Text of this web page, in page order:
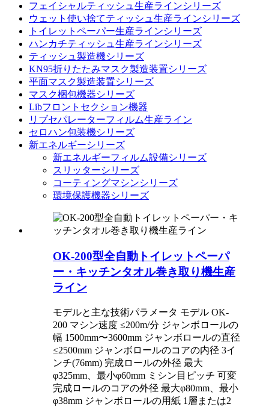
フェイシャルティッシュ生産ラインシリーズ
ウェット使い捨てティッシュ生産ラインシリーズ
トイレットペーパー生産ラインシリーズ
ハンカチティッシュ生産ラインシリーズ
ティッシュ製造機シリーズ
KN95折りたたみマスク製造装置シリーズ
平面マスク製造装置シリーズ
マスク梱包機器シリーズ
Libフロントセクション機器
リブセパレーターフィルム生産ライン
セロハン包装機シリーズ
新エネルギーシリーズ
新エネルギーフィルム設備シリーズ
スリッターシリーズ
コーティングマシンシリーズ
環境保護機器シリーズ
OK-200型全自動トイレットペーパ
ー・キッチンタオル巻き取り機生産
ライン
モデルと主な技術パラメータ モデル OK-
200 マシン速度 ≤200m/分 ジャンボロールの
幅 1500mm〜3600mm ジャンボロールの直径
≤2500mm ジャンボロールのコアの内径 3イ
ンチ(76mm) 完成ロールの外径 最大
φ325mm、最小φ60mm ミシン目ピッチ 可変
完成ロールのコアの外径 最大φ80mm、最小
φ38mm ジャンボロールの用紙 1層または2